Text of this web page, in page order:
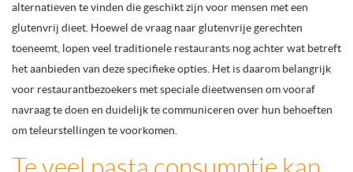
alternatieven te vinden die geschikt zijn voor mensen met een
glutenvrij dieet. Hoewel de vraag naar glutenvrije gerechten
toeneemt, lopen veel traditionele restaurants nog achter wat betreft
het aanbieden van deze specifieke opties. Het is daarom belangrijk
voor restaurantbezoekers met speciale dieetwensen om vooraf
navraag te doen en duidelijk te communiceren over hun behoeften
om teleurstellingen te voorkomen.